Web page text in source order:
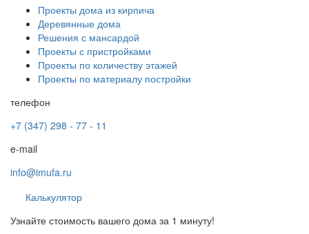
Проекты дома из кирпича
Деревянные дома
Решения с мансардой
Проекты с пристройками
Проекты по количеству этажей
Проекты по материалу постройки
телефон
+7 (347) 298 - 77 - 11
e-mail
info@imufa.ru
Калькулятор
Узнайте стоимость вашего дома за 1 минуту!